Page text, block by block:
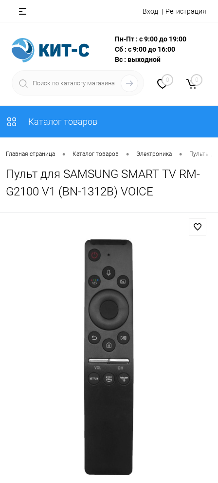
Вход Регистрация
Пн-Пт : с 9:00 до 19:00
Сб : с 9:00 до 16:00
Вс : выходной
0 0
Каталог товаров
Главная страница • Каталог товаров • Электроника • Пульты
Пульт для SAMSUNG SMART TV RM-
G2100 V1 (BN-1312B) VOICE